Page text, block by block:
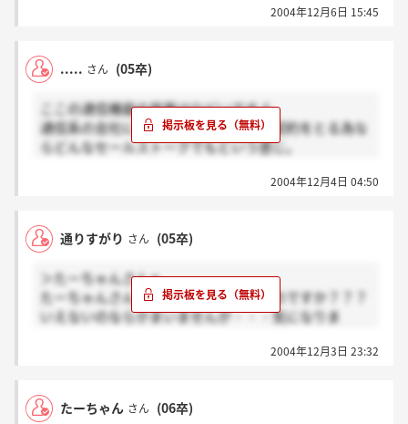
不安を払拭しておく必要があると思うし、自分が納得
2004年12月6日 15:45
..... さん (05卒)
ここの通信機器の営業はひどいですよ。
通信系の会社には多いらしいですが、契約をとる為な
らどんなセールストークでもという感じ。
2004年12月4日 04:50
通りすがり さん (05卒)
＞たーちゃんさんへ
たーちゃんさんはなぜそんなに詳しいのですか？？？
いえないのならかまいませんが・・・気になりま
2004年12月3日 23:32
たーちゃん さん (06卒)